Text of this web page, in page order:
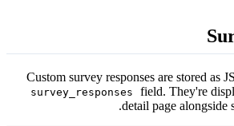
Custom survey responses are stored
survey_responses field. They're
detail page